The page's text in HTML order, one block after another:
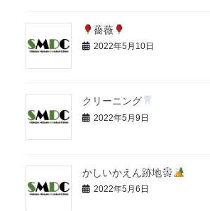
薔薇
2022年5月10日
クリーニング
2022年5月9日
かしいかえん跡地
2022年5月6日